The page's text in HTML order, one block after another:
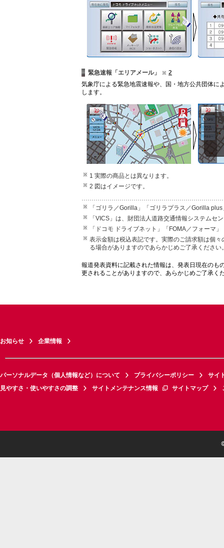
緊急速報「エリアメール」
2
気象庁による緊急地震速報や、国・地方公共団体に
します。
1 実際の商品とは異なります。
2 図はイメージです。
「ゴリラ／Gorilla」「ゴリラプラス／Gorilla
「VICS」は、財団法人道路交通情報システムセ
「ドコモ ドライブネット」「FOMA／フォーマ
表示金額は税込表記です。実際のご請求額は個
る場合がありますのであらかじめご了承ください
報道発表資料に記載された情報は、発表日現在のも
更されることがありますので、あらかじめご了承く
お知らせ 企業情報
パーソナルデータ（個人情報など）について プライバシーポリシー
サイ
見やすさ・使いやすさの調整
サイトメンテナンス情報 サイトマップ